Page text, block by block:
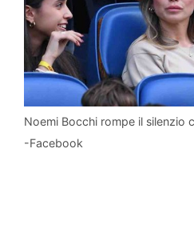
Noemi Bocchi rompe il silenzio
-Facebook